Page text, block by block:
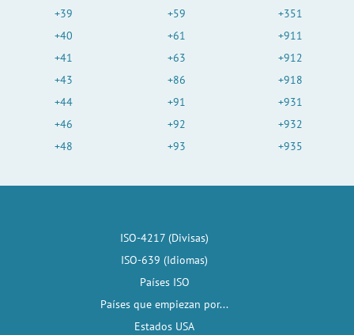
+39
+40
+41
+43
+44
+46
+48
+59
+61
+63
+86
+91
+92
+93
+351
+911
+912
+918
+931
+932
+935
ISO-4217 (Divisas)
ISO-639 (Idiomas)
Países ISO
Países que empiezan por...
Estados USA